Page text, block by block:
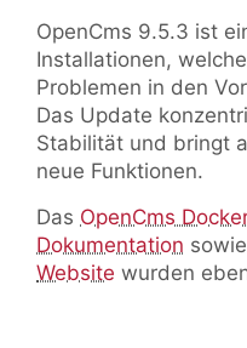
OpenCms 9.5.3 ist
Installationen,
Problemen in den
Das Update
Stabilität und bringt
neue Funktionen.
Das OpenCms
Dokumentation
Website wurden